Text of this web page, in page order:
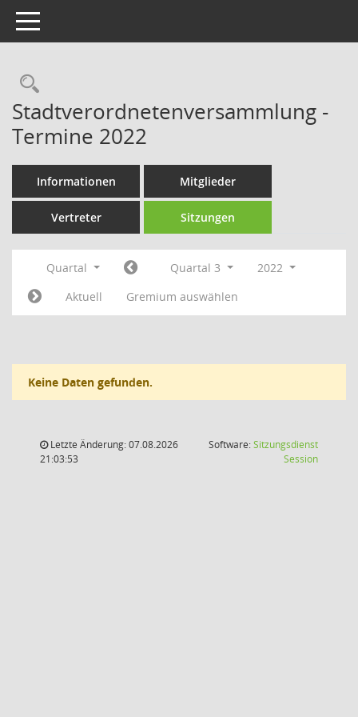
Toggle navigation
Rechercheauswahl
Stadtverordnetenversammlung -
Termine 2022
Informationen Mitglieder
Vertreter Sitzungen
Quartal Quartal 3
2022
Aktuell
Gremium auswählen
Keine Daten gefunden.
Letzte Änderung: 07.08.2026
21:03:53
Software:Sitzungsdienst
Session(Wird in